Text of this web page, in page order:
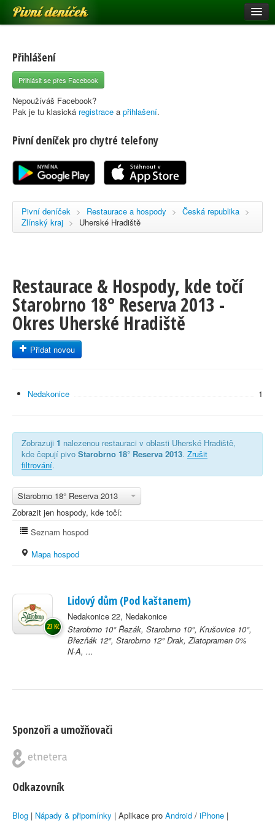
Pivní deníček
Pivní mapa
Pivní značky
Nápověda
Registrace
Přihlášení
Přihlásit se přes Facebook
Nepoužíváš Facebook?
Pak je tu klasická registrace a přihlašení.
Pivní deníček pro chytré telefony
Pivní deníček > Restaurace a hospody > Česká republika >
Zlínský kraj > Uherské Hradiště
Restaurace & Hospody, kde točí
Starobrno 18° Reserva 2013 -
Okres Uherské Hradiště
Přidat novou
Nedakonice 1
Zobrazuji 1 nalezenou restauraci v oblasti Uherské Hradiště,
kde čepují pivo Starobrno 18° Reserva 2013. Zrušit
filtrování.
Starobrno 18° Reserva 2013
Zobrazit jen hospody, kde točí:
Seznam hospod
Mapa hospod
Lidový dům (Pod kaštanem)
Nedakonice 22, Nedakonice
Starobrno 10° Řezák, Starobrno 10°, Krušovice 10°,
Březňák 12°, Starobrno 12° Drak, Zlatopramen 0%
N·A, ...
23 Kč
Sponzoři a umožňovači
Odkazovník
Blog | Nápady & připomínky | Aplikace pro Android / iPhone |